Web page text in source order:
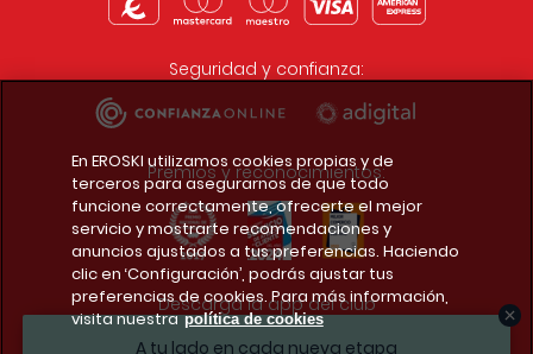
A tu lado en cada nueva etapa
Seguridad y confianza:
Premios y reconocimientos:
Descarga la app del club
En EROSKI utilizamos cookies propias y de
terceros para asegurarnos de que todo
funcione correctamente, ofrecerte el mejor
servicio y mostrarte recomendaciones y
anuncios ajustados a tus preferencias. Haciendo
clic en ‘Configuración’, podrás ajustar tus
preferencias de cookies. Para más información,
visita nuestra política de cookies